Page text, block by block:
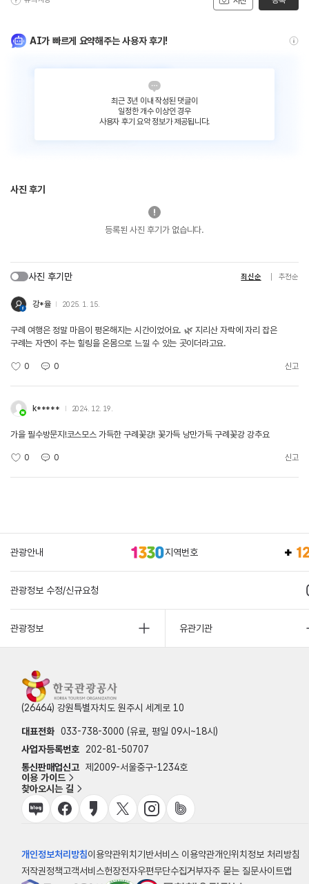
AI가 빠르게 요약해주는 사용자 후기!
최근 3년 이내 작성된 댓글이
일정한 개수 이상인 경우
사용자 후기 요약 정보가 제공됩니다.
사진 후기
등록된 사진 후기가 없습니다.
사진 후기만 최신순 추천순
강*율 2025. 1. 15.
구례 여행은 정말 마음이 평온해지는 시간이었어요. 🌿 지리산 자락에 자리 잡은
구례는 자연이 주는 힐링을 온몸으로 느낄 수 있는 곳이더라고요.
0 0 신고
k***** 2024. 12. 19.
가을 필수방문지!코스모스 가득한 구례꽃강! 꽃가득 낭만가득 구례꽃강 강추요
0 0 신고
관광안내 지역번호
관광정보 수정/신규요청
관광정보 유관기관
(26464) 강원특별자치도 원주시 세계로 10
대표전화 033-738-3000 (유료, 평일 09시~18시)
사업자등록번호
202-81-50707
통신판매업신고 제2009-서울중구-1234호
이용 가이드
찾아오시는 길
개인정보처리방침이용약관위치기반서비스 이용약관개인위치정보 처리방침
저작권정책고객서비스헌장전자우편무단수집거부자주 묻는 질문사이트맵